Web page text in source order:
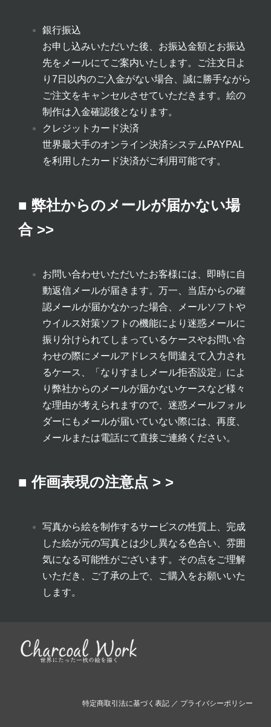
銀行振込
お申し込みいただいた後、お振込金額とお振込
先をメールにてご案内いたします。ご注文日よ
り7日以内のご入金がない場合、誠に勝手ながら
ご注文をキャンセルさせていただきます。絵の
制作は入金確認後となります。
クレジットカード決済
世界最大手のオンライン決済システムPAYPAL
を利用したカード決済がご利用可能です。
■ 弊社からのメールが届かない場
合 >>
お問い合わせいただいたお客様には、即時に自
動返信メールが届きます。万一、当店からの確
認メールが届かなかった場合、メールソフトや
ウイルス対策ソフトの機能により迷惑メールに
振り分けられてしまっているケースやお問い合
わせの際にメールアドレスを間違えて入力され
るケース、「なりすましメール拒否設定」によ
り弊社からのメールが届かないケースなど様々
な理由が考えられますので、迷惑メールフォル
ダーにもメールが届いていない際には、再度、
メールまたは電話にて直接ご連絡ください。
■ 作画表現の注意点 > >
写真から絵を制作するサービスの性質上、完成
した絵が元の写真とは少し異なる色合い、雰囲
気になる可能性がございます。その点をご理解
いただき、ご了承の上で、ご購入をお願いいた
します。
特定商取引法に基づく表記 ／ プライバシーポリシー